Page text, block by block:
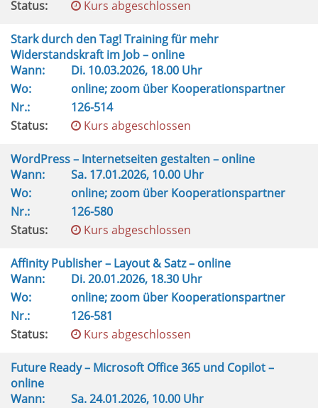
Status: Kurs abgeschlossen
Stark durch den Tag! Training für mehr
Widerstandskraft im Job – online
Wann:
Di. 10.03.2026, 18.00 Uhr
Wo:
online; zoom über Kooperationspartner
Nr.:
126-514
Status:
Kurs abgeschlossen
WordPress – Internetseiten gestalten – online
Wann:
Sa. 17.01.2026, 10.00 Uhr
Wo:
online; zoom über Kooperationspartner
Nr.:
126-580
Status:
Kurs abgeschlossen
Affinity Publisher – Layout & Satz – online
Wann:
Di.20.01.2026, 18.30 Uhr
Wo:
online; zoom über Kooperationspartner
Nr.:
126-581
Status:
Kurs abgeschlossen
Future Ready – Microsoft Office 365 und Copilot –
online
Wann:
Sa.24.01.2026, 10.00 Uhr